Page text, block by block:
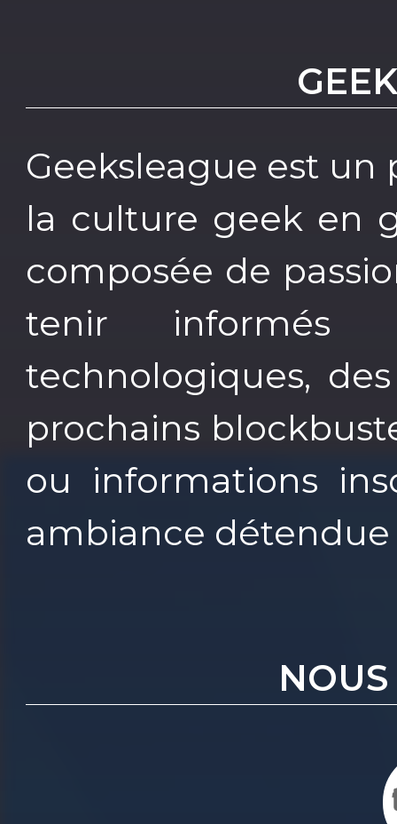
Geeksleague est
la culture geek en
composée de
tenir informés
technologiques,
prochains
ou informations
ambiance détendue